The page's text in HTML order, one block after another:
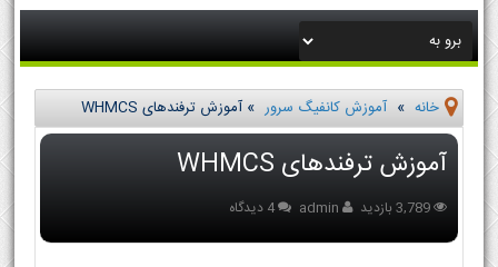
خانه » آموزش کانفیگ سرور »آموزش ترفندهای WHMCS
آموزش ترفندهای WHMCS
3,789 بازدید admin 4 دیدگاه